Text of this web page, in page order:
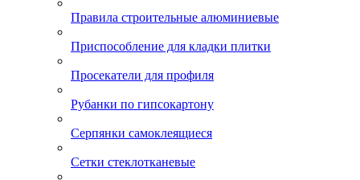
Правила строительные алюминиевые
Приспособление для кладки плитки
Просекатели для профиля
Рубанки по гипсокартону
Серпянки самоклеящиеся
Сетки стеклотканевые